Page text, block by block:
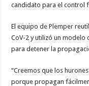
candidato para el control
El equipo de Plemper
CoV-2 y utilizó un
para detener la
“Creemos que los
porque propagan